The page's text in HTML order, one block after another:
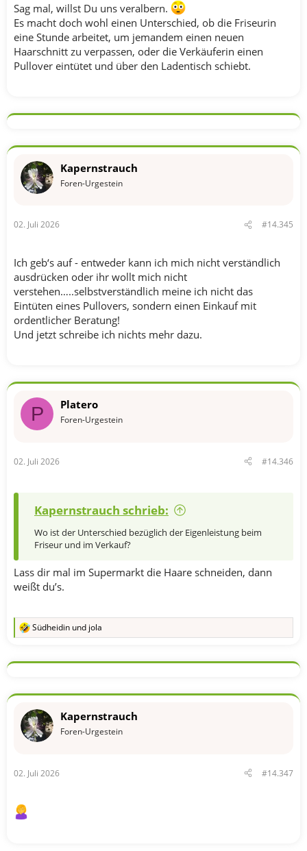
Sag mal, willst Du uns veralbern.
Es macht doch wohl einen Unterschied, ob die Friseurin
eine Stunde arbeitet, um jemandem einen neuen
Haarschnitt zu verpassen, oder die Verkäuferin einen
Pullover eintütet und über den Ladentisch schiebt.
Kapernstrauch
Foren-Urgestein
02. Juli 2026 #14.345
Ich geb‘s auf - entweder kann ich mich nicht verständlich
ausdrücken oder ihr wollt mich nicht
verstehen…..selbstverständlich meine ich nicht das
Eintüten eines Pullovers, sondern einen Einkauf mit
ordentlicher Beratung!
Und jetzt schreibe ich nichts mehr dazu.
P Platero
Foren-Urgestein
02. Juli 2026 #14.346
Kapernstrauch schrieb:
Wo ist der Unterschied bezüglich der Eigenleistung beim
Friseur und im Verkauf?
Lass dir mal im Supermarkt die Haare schneiden, dann
weißt du’s.
R
k
o
e
n
Südheidin und jola
Kapernstrauch
Foren-Urgestein
02. Juli 2026 #14.347